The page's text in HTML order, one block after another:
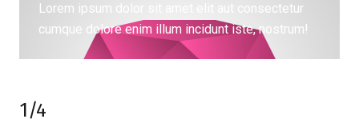
Lorem ipsum dolor sit amet elit aut consectetur
cumque dolore enim illum incidunt iste, nostrum!
1/4